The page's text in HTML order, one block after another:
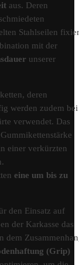
aus. Deren
Stahlseilen
mit der
unserer
deren
werden zudem bei
verwendet. Das
einer verkürzten
eine um bis zu
den Einsatz auf
der Karkasse das
dem
(Grip)